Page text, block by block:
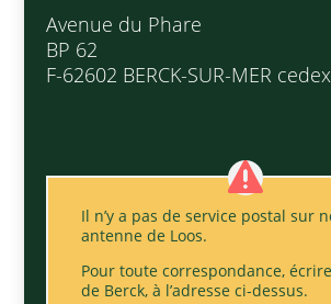
Avenue du Phare
BP 62
F-62602 BERCK-SUR-MER cedex
Il n’y a pas de service postal sur
antenne de Loos.
Pour toute correspondance,
de Berck, à l’adresse ci-dessus.